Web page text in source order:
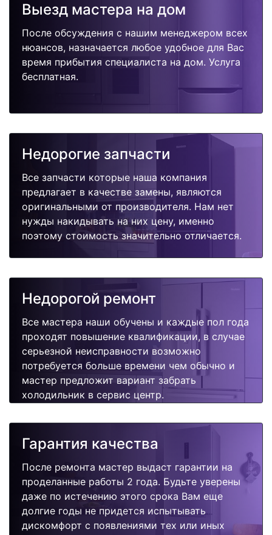
Выезд мастера на дом
После обсуждения с нашим менеджером всех
нюансов, назначается любое удобное для Вас
время прибытия специалиста на дом. Услуга
бесплатная.
Недорогие запчасти
Все запчасти которые наша компания
предлагает в качестве замены, являются
оригинальными от производителя. Нам нет
нужды накидывать на них цену, именно
поэтому стоимость значительно отличается.
Недорогой ремонт
Все мастера наши обучены и каждые пол года
проходят повышение квалификации, в случае
серьезной неисправности возможно
потребуется больше времени чем обычно и
мастер предложит вариант забрать
холодильник в сервис центр.
Гарантия качества
После ремонта мастер выдаст гарантии на
проделанные работы 2 года. Будьте уверены
даже по истечению этого срока Вам еще
долгие годы не придется испытывать
дискомфорт с появлениями тех или иных